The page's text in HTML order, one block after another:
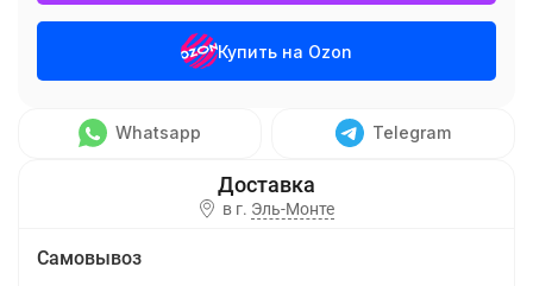
Купить на Ozon
Whatsapp Telegram
в г. Эль-Монте
Самовывоз